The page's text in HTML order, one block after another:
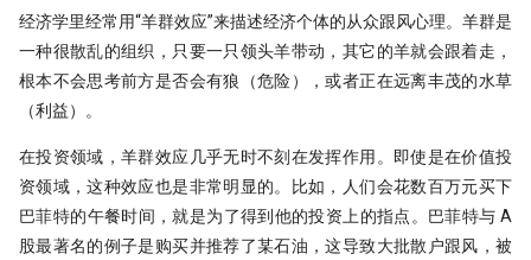
样本外测试之外，我们还有哪些过拟
合检测方法？
基于深度学习的量化策略如何实现归
一化？
量化面试神题：圆上随机点的概率陷
阱
PDF is all you need(2)
TCN 番外：回测高胜率与实盘失
AI 模型在金融市场的客观困境
为什么我们需要因果卷积？
金融行业买方与卖方：利润与稳定性
的背后逻辑
硕士在读，如何才能入行量化交易
月亮和Pandas - Wes Mckinney的传
奇故事
找校友！起底百亿私募创始人
[0901] QuanTide Weekly
[0908] QuanTide Weekly
[0915] QuanTide Weekly
[0922] QuanTide Weekly
[0929] QuanTide Weekly
数怎么学？
200倍速！基于 HDF5 的证券数据存
储
怎么样？
试过 Cursor 和 Trae 之后，我如何用
Augment 完成了一个复杂项目
15 - Pandas核心语法[5]
17 - Pandas核心语法[7]
18 - Pandas应用案例[1]
经济学里经常用“羊群效应”来描述经济个体的从众跟风心理。羊群是
一种很散乱的组织，只要一只领头羊带动，其它的羊就会跟着走，
根本不会思考前方是否会有狼（危险），或者正在远离丰茂的水草
（利益）。
在投资领域，羊群效应几乎无时不刻在发挥作用。即使是在价值投
资领域，这种效应也是非常明显的。比如，人们会花数百万元买下
巴菲特的午餐时间，就是为了得到他的投资上的指点。巴菲特与 A
股最著名的例子是购买并推荐了某石油，这导致大批散户跟风，被